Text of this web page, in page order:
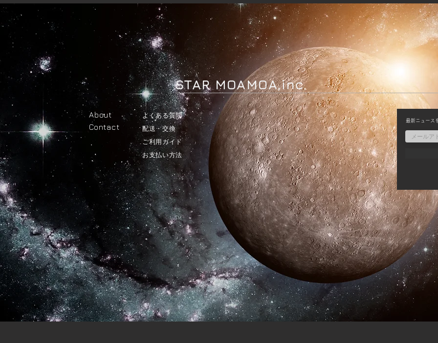
​STAR MOAMOA,inc.
About
Contact
​よくある質問
​配送・交換
ご利用ガイド
​お支払い方法
最新ニュース